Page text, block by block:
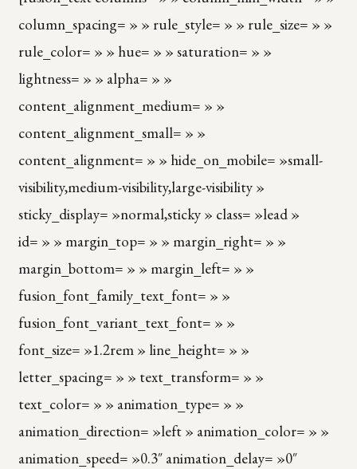
column_spacing= » » rule_style= » » rule_size= » »
rule_color= » » hue= » » saturation= » »
lightness= » » alpha= » »
content_alignment_medium= » »
content_alignment_small= » »
content_alignment= » » hide_on_mobile= »small-
visibility,medium-visibility,large-visibility »
sticky_display= »normal,sticky » class= »lead »
id= » » margin_top= » » margin_right= » »
margin_bottom= » » margin_left= » »
fusion_font_family_text_font= » »
fusion_font_variant_text_font= » »
font_size= »1.2rem » line_height= » »
letter_spacing= » » text_transform= » »
text_color= » » animation_type= » »
animation_direction= »left » animation_color= » »
animation_speed= »0.3″ animation_delay= »0″